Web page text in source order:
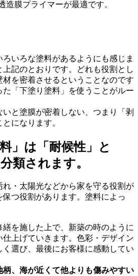
造膜プライマーが最適です。
いろな塗料があるようにも感じま
記のとおりです。どれも役割とし
を密着させるということなのです
「下塗り塗料」を使うことがルー
と塗膜が密着しない、つまり「剥
になります。
」は「耐候性」と
類されます。
・太陽光などから家を守る役割が
つ役割があります。塗料によっ
を施した上で、新築の時のように
上げていきます。色彩・デザイン
く選び、最後にお客様に感動してい
柄、海が近くて他よりも傷みやすい